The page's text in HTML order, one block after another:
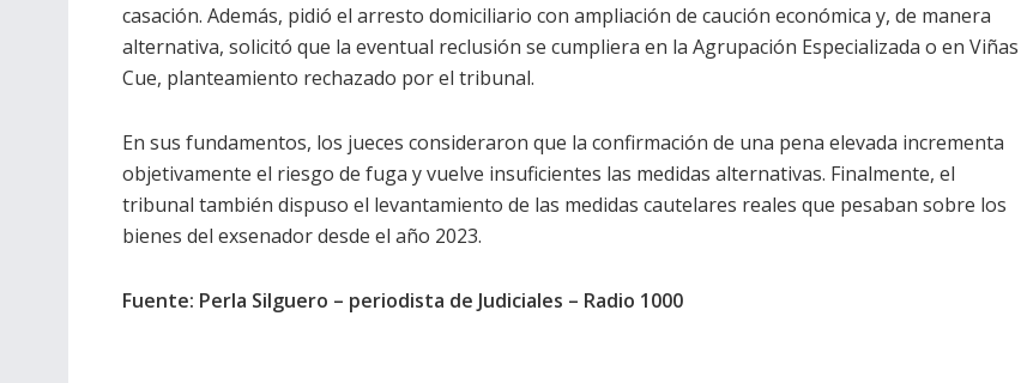
casación. Además, pidió el arresto domiciliario con ampliación de caución económica y, de manera
alternativa, solicitó que la eventual reclusión se cumpliera en la Agrupación Especializada o en Viñas
Cue, planteamiento rechazado por el tribunal.
En sus fundamentos, los jueces consideraron que la confirmación de una pena elevada incrementa
objetivamente el riesgo de fuga y vuelve insuficientes las medidas alternativas. Finalmente, el
tribunal también dispuso el levantamiento de las medidas cautelares reales que pesaban sobre los
bienes del exsenador desde el año 2023.
Fuente: Perla Silguero – periodista de Judiciales – Radio 1000